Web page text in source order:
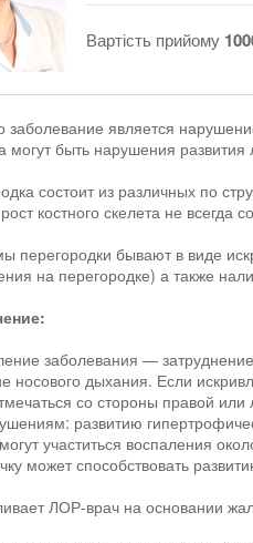
Вартість прийому
заболевание является
могут быть нарушения развития
состоит из различных по
костного скелета не всегда
перегородки бывают в виде
на перегородке) а также
заболевания —
носового дыхания. Если
со стороны правой
развитию
участиться воспаления
может способствовать
ЛОР-врач на основании